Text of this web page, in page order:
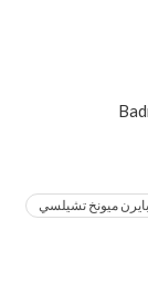
بايرن ميونخ تشيلسي